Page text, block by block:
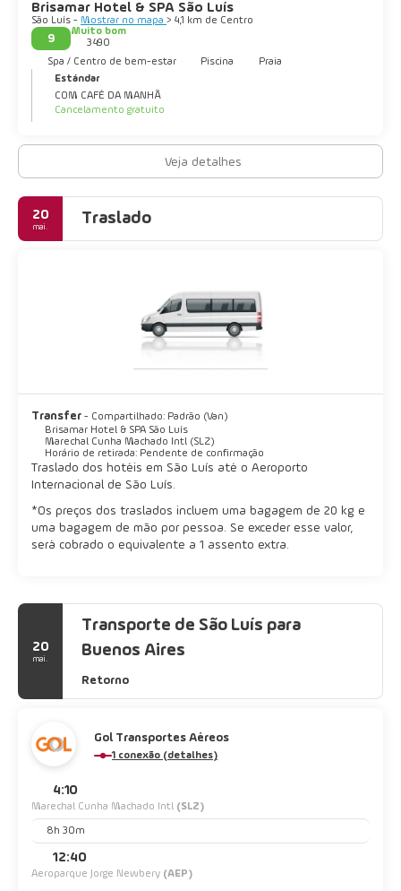
Brisamar Hotel & SPA São Luís
São Luís - Mostrar no mapa > 4,1 km de Centro
9
Muito bom
3490
Spa / Centro de bem-estar
Piscina
Praia
Estándar
COM CAFÉ DA MANHÃ
Cancelamento gratuito
Veja detalhes
20
mai. Traslado
Transfer - Compartilhado: Padrão (Van)
Brisamar Hotel & SPA São Luís
Marechal Cunha Machado Intl (SLZ)
Horário de retirada: Pendente de confirmação
Traslado dos hotéis em São Luís até o Aeroporto
Internacional de São Luís.
*Os preços dos traslados incluem uma bagagem de 20 kg e
uma bagagem de mão por pessoa. Se exceder esse valor,
será cobrado o equivalente a 1 assento extra.
20
mai.
Transporte de São Luís para
Buenos Aires
Retorno
Gol Transportes Aéreos
1 conexão (detalhes)
4:10
Marechal Cunha Machado Intl (SLZ)
8h 30m
12:40
Aeroparque Jorge Newbery (AEP)